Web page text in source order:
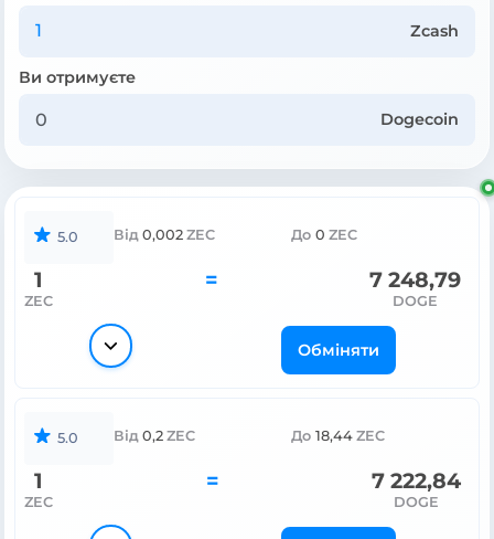
Zcash
Ви отримуєте
Dogecoin
5.0 Від 0,002 ZEC До 0 ZEC
1
ZEC
= 7 248,79
DOGE
Обміняти
5.0 Від 0,2 ZEC До 18,44 ZEC
1
ZEC
= 7 222,84
DOGE